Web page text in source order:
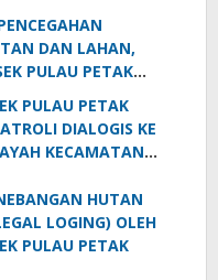
PULAU PETAK
DAN LAHAN,
PULAU PETAK
KE MASYARAKAT
PETAK
PULAU PETAK
DIALOGIS KE
KECAMATAN
HUTAN
LOGING) OLEH
PULAU PETAK